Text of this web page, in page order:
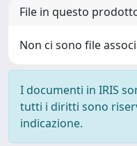
File in questo
Non ci sono file
I documenti in IRIS
tutti i diritti sono
indicazione.